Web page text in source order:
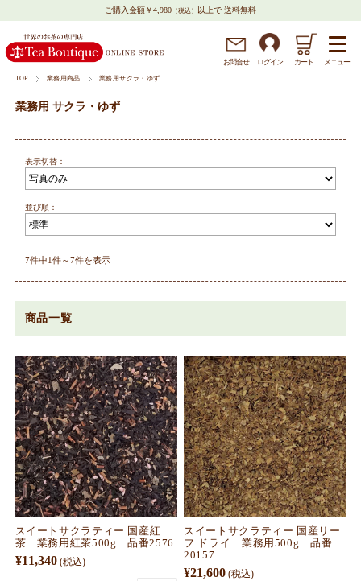
ご購入金額￥4,980 （税込） 以上で 送料無料
お問合せ ログイン カート メニュー
TOP 業務用商品 業務用サクラ・ゆず
業務用 サクラ・ゆず
表示切替：
並び順：
7件中1件～7件を表示
商品一覧
スイートサクラティー 国産紅
茶 業務用紅茶500g 品番2576
¥11,340 (税込)
スイートサクラティー 国産リー
フ ドライ 業務用500g 品番
20157
¥21,600 (税込)